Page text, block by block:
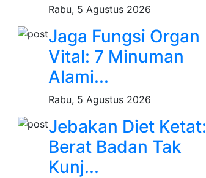
Rabu, 5 Agustus 2026
Jaga Fungsi Organ
Vital: 7 Minuman
Alami...
Rabu, 5 Agustus 2026
Jebakan Diet Ketat:
Berat Badan Tak
Kunj...